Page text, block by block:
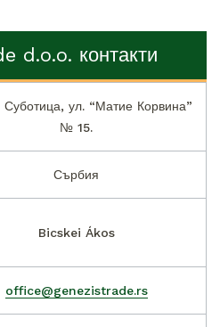
d.o.o. контакти
ул. “Матие Корвина”
№ 15.
Сърбия
Bicskei Ákos
office@genezistrade.rs